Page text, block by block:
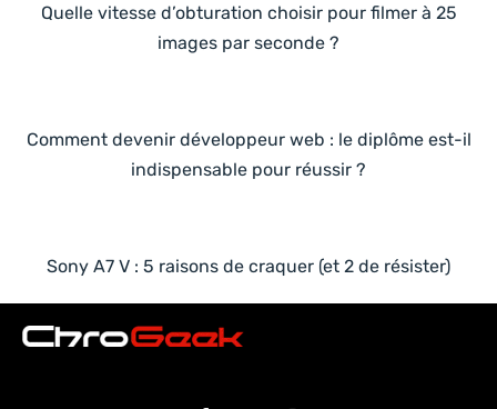
Quelle vitesse d’obturation choisir pour filmer à 25
images par seconde ?
Comment devenir développeur web : le diplôme est-il
indispensable pour réussir ?
Sony A7 V : 5 raisons de craquer (et 2 de résister)